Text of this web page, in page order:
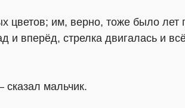
цветов; им, верно, тоже было
и вперёд, стрелка двигалась и
мальчик.